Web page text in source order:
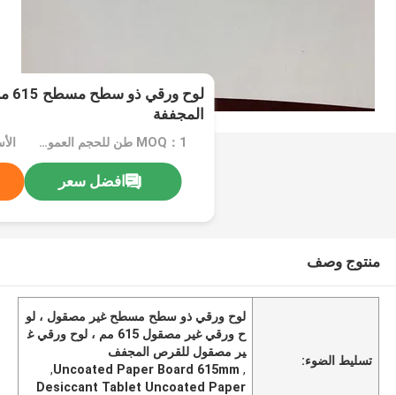
المجففة
MOQ：1 طن للحجم العمومي أو 10 طن للحجم الخاص
افضل سعر
منتوج وصف
تسليط الضوء:
لوح ورقي ذو سطح مسطح غير مصقول ، لو
ح ورقي غير مصقول 615 مم ، لوح ورقي غ
ير مصقول للقرص المجفف
,
Uncoated Paper Board 615mm
,
Desiccant Tablet Uncoated Paper